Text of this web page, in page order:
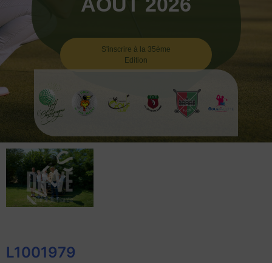
AOUT 2026
S'inscrire à la 35ème
Edition
L1001979